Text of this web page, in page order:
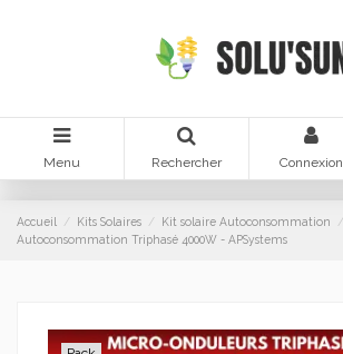
Menu Rechercher Connexion
Accueil Kits Solaires Kit solaire Autoconsommation
Autoconsommation Triphasé 4000W - APSystems